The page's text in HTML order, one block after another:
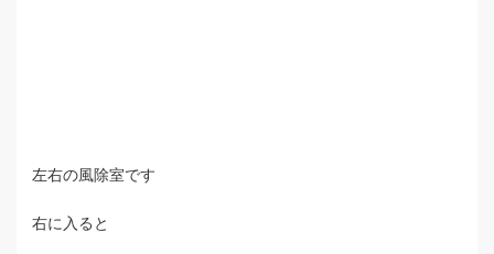
左右の風除室です
右に入ると